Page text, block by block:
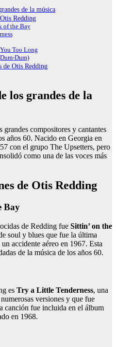
de la música
Redding
of the Bay
Too Long
Dum)
de Otis Redding
los grandes de la
compositores y cantantes
años 60. Nacido en Georgia en
con el grupo The Upsetters, pero
como una de las voces más
de Otis Redding
Bay
de Redding fue Sittin’ on the
soul y blues que fue la última
accidente aéreo en 1967. Esta
de la música de los años 60.
es Try a Little Tenderness, una
versiones y que fue
canción fue incluida en el álbum
en 1968.